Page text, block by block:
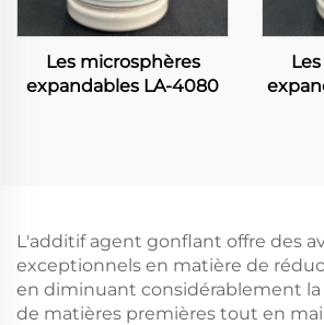
Les microsphères
expandables LA-4080
L'additif agent gonflant offre des
exceptionnels en matière de
en diminuant considérablement
de matières premières tout en